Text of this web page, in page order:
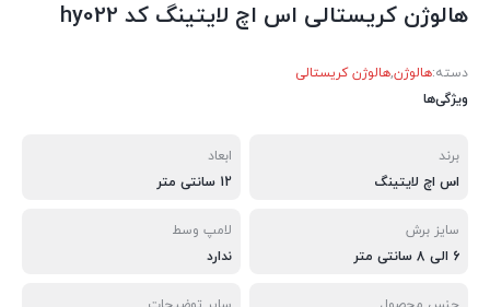
هالوژن کریستالی اس اچ لایتینگ کد hy022
دسته:هالوژن,هالوژن کریستالی
ویژگی‌ها
برند
اس اچ لایتینگ
ابعاد
12 سانتی متر
سایز برش
6 الی 8 سانتی متر
لامپ وسط
ندارد